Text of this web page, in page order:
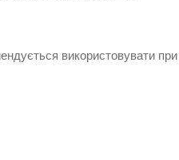
використовувати при